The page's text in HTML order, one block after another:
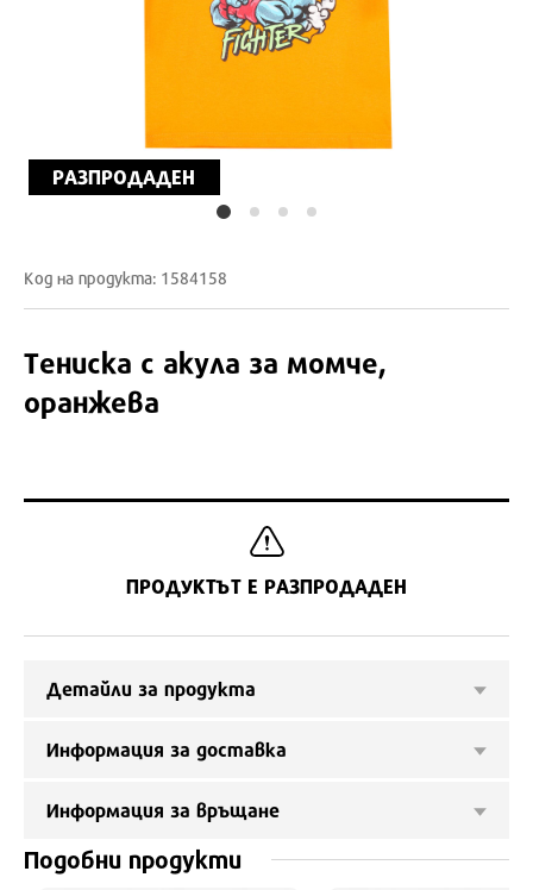
РАЗПРОДАДЕН
Код на продукта: 1584158
Тениска с акула за момче,
оранжева
ПРОДУКТЪТ Е РАЗПРОДАДЕН
Детайли за продукта
Информация за доставка
Информация за връщане
Подобни продукти